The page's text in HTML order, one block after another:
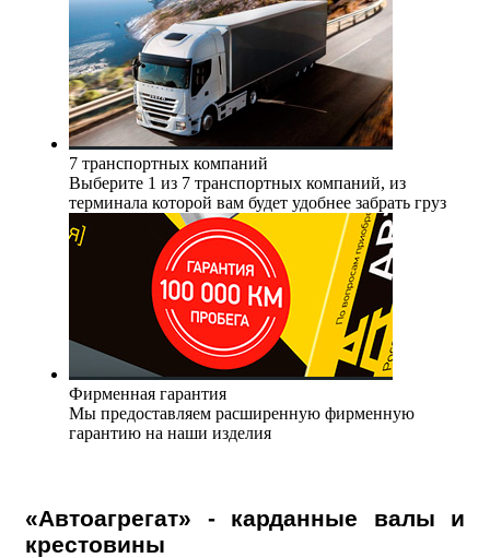
7 транспортных компаний
Выберите 1 из 7 транспортных компаний, из
терминала которой вам будет удобнее забрать груз
Фирменная гарантия
Мы предоставляем расширенную фирменную
гарантию на наши изделия
«Автоагрегат» - карданные валы и
крестовины